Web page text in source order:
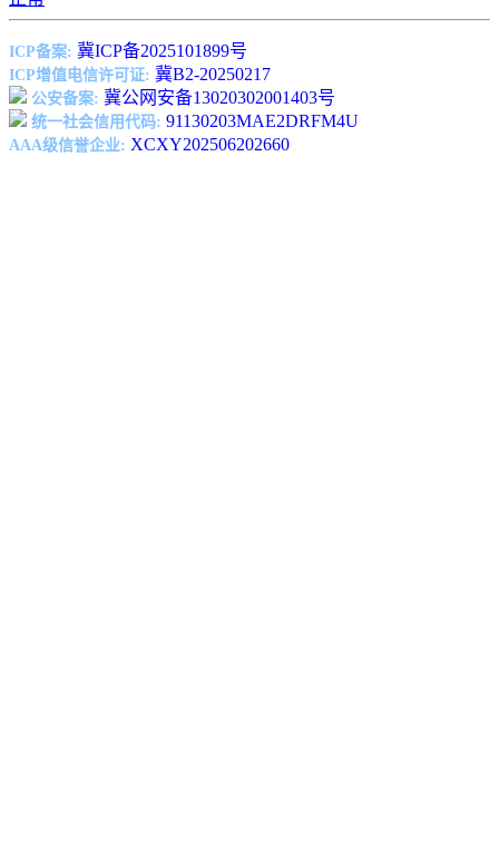
ICP备案: 冀ICP备2025101899号
ICP增值电信许可证: 冀B2-20250217
公安备案: 冀公网安备13020302001403号
统一社会信用代码: 91130203MAE2DRFM4U
AAA级信誉企业: XCXY202506202660